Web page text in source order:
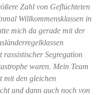
Zahl von Geflüchteten
Willkommensklassen in
mich da gerade mit der
Segregation
waren. Mein Team
mit den gleichen
und dann auch noch von